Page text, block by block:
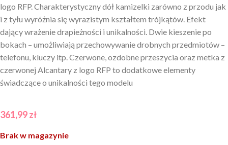
logo RFP. Charakterystyczny dół kamizelki zarówno z przodu jak
i z tyłu wyróżnia się wyrazistym kształtem trójkątów. Efekt
dający wrażenie drapieżności i unikalności. Dwie kieszenie po
bokach – umożliwiają przechowywanie drobnych przedmiotów –
telefonu, kluczy itp. Czerwone, ozdobne przeszycia oraz metka z
czerwonej Alcantary z logo RFP to dodatkowe elementy
świadczące o unikalności tego modelu
361,99zł
Brak w magazynie